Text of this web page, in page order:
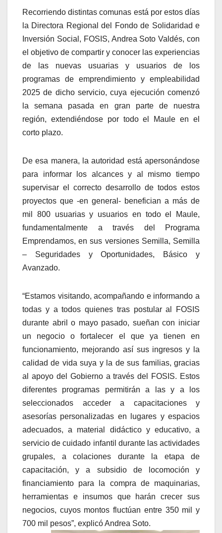
Recorriendo distintas comunas está por estos días
la Directora Regional del Fondo de Solidaridad e
Inversión Social, FOSIS, Andrea Soto Valdés, con
el objetivo de compartir y conocer las experiencias
de las nuevas usuarias y usuarios de los
programas de emprendimiento y empleabilidad
2025 de dicho servicio, cuya ejecución comenzó
la semana pasada en gran parte de nuestra
región, extendiéndose por todo el Maule en el
corto plazo.
De esa manera, la autoridad está apersonándose
para informar los alcances y al mismo tiempo
supervisar el correcto desarrollo de todos estos
proyectos que -en general- benefician a más de
mil 800 usuarias y usuarios en todo el Maule,
fundamentalmente a través del Programa
Emprendamos, en sus versiones Semilla, Semilla
– Seguridades y Oportunidades, Básico y
Avanzado.
“Estamos visitando, acompañando e informando a
todas y a todos quienes tras postular al FOSIS
durante abril o mayo pasado, sueñan con iniciar
un negocio o fortalecer el que ya tienen en
funcionamiento, mejorando así sus ingresos y la
calidad de vida suya y la de sus familias, gracias
al apoyo del Gobierno a través del FOSIS. Estos
diferentes programas permitirán a las y a los
seleccionados acceder a capacitaciones y
asesorías personalizadas en lugares y espacios
adecuados, a material didáctico y educativo, a
servicio de cuidado infantil durante las actividades
grupales, a colaciones durante la etapa de
capacitación, y a subsidio de locomoción y
financiamiento para la compra de maquinarias,
herramientas e insumos que harán crecer sus
negocios, cuyos montos fluctúan entre 350 mil y
700 mil pesos”, explicó Andrea Soto.